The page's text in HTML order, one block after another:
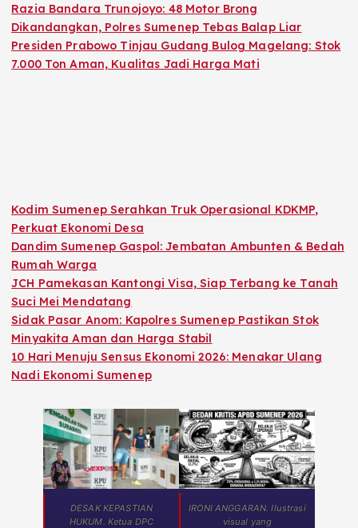
Razia Bandara Trunojoyo: 48 Motor Brong
Dikandangkan, Polres Sumenep Tebas Balap Liar
Presiden Prabowo Tinjau Gudang Bulog Magelang: Stok
7.000 Ton Aman, Kualitas Jadi Harga Mati
Kodim Sumenep Serahkan Truk Operasional KDKMP,
Perkuat Ekonomi Desa
Dandim Sumenep Gaspol: Jembatan Ambunten & Bedah
Rumah Warga
JCH Pamekasan Kantongi Visa, Siap Terbang ke Tanah
Suci Mei Mendatang
Sidak Pasar Anom: Kapolres Sumenep Pastikan Stok
Minyakita Aman dan Harga Stabil
10 Hari Menuju Sensus Ekonomi 2026: Menakar Ulang
Nadi Ekonomi Sumenep
DESAK KEPASTIAN
HUKUM. Ketua DPC
IRONI ANGGARAN. Ilustrasi
visual yang